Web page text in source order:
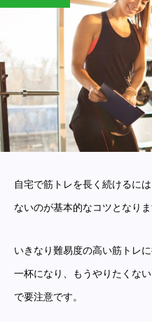
自宅で筋トレを長く続けるに
ないのが基本的なコツとなりま
いきなり難易度の高い筋トレ
一杯になり、もうやりたくな
で要注意です。